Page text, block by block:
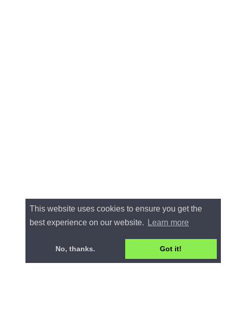
This website uses cookies to ensure you get the
best experience on our website.
Learn more
No, thanks. Got it!